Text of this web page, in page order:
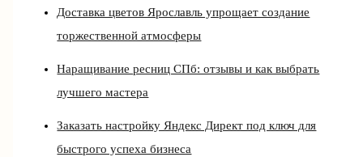
Доставка цветов Ярославль упрощает создание
торжественной атмосферы
Наращивание ресниц СПб: отзывы и как выбрать
лучшего мастера
Заказать настройку Яндекс Директ под ключ для
быстрого успеха бизнеса